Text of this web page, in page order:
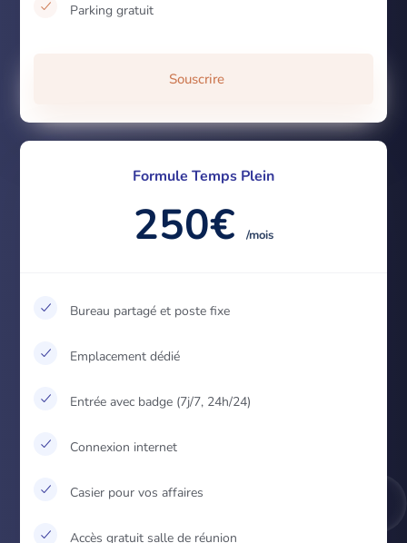
Parking gratuit
Souscrire
Formule Temps Plein
250€ /mois
Bureau partagé et poste fixe
Emplacement dédié
Entrée avec badge (7j/7, 24h/24)
Connexion internet
Casier pour vos affaires
Accès gratuit salle de réunion